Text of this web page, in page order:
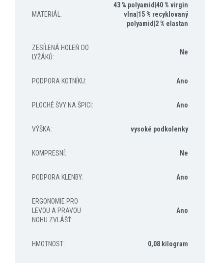
MATERIÁL :
43 % polyamid|40 % virgin
vlna|15 % recyklovaný
polyamid|2 % elastan
ZESÍLENÁ HOLEŇ DO
LYŽÁKŮ:
Ne
PODPORA KOTNÍKU: Ano
PLOCHÉ ŠVY NA ŠPICI : Ano
VÝŠKA: vysoké podkolenky
KOMPRESNÍ : Ne
PODPORA KLENBY: Ano
ERGONOMIE PRO
LEVOU A PRAVOU
NOHU ZVLÁŠŤ:
Ano
HMOTNOST: 0,08 kilogram